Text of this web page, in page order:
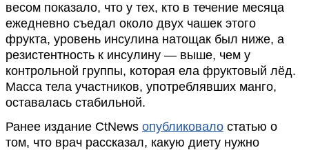
весом показало, что у тех, кто в течение месяца
ежедневно съедал около двух чашек этого
фрукта, уровень инсулина натощак был ниже, а
резистентность к инсулину — выше, чем у
контрольной группы, которая ела фруктовый лёд.
Масса тела участников, употреблявших манго,
оставалась стабильной.
Ранее издание CtNews опубликовало статью о
том, что врач рассказал, какую диету нужно